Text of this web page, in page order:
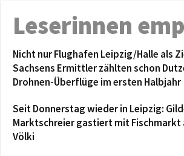
Leserinnen
Nicht nur Flughafen Leipzig/Halle als
Sachsens Ermittler zählten schon
Drohnen-Überflüge im ersten Halbjahr
Seit Donnerstag wieder in Leipzig:
Marktschreier gastiert mit Fischmarkt
Völki